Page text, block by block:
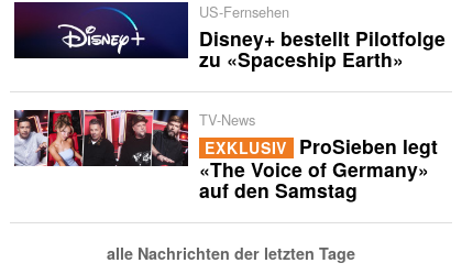
US-Fernsehen
Disney+ bestellt Pilotfolge
zu «Spaceship Earth»
TV-News
EXKLUSIV ProSieben legt
«The Voice of Germany»
auf den Samstag
alle Nachrichten der letzten Tage